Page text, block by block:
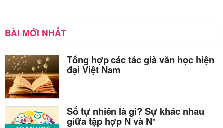
BÀI MỚI NHẤT
Tổng hợp các tác giả văn học hiện
đại Việt Nam
Số tự nhiên là gì? Sự khác nhau
giữa tập hợp N và N*